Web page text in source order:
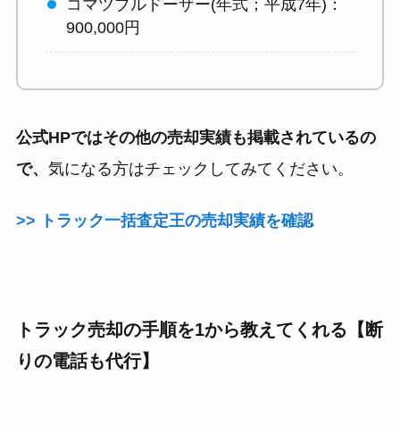
コマツブルドーザー(年式；平成7年)：
900,000円
公式HPではその他の売却実績も掲載されているの
で、 気になる方はチェックしてみてください。
>> トラック一括査定王の売却実績を確認
トラック売却の手順を1から教えてくれる【断
りの電話も代行】